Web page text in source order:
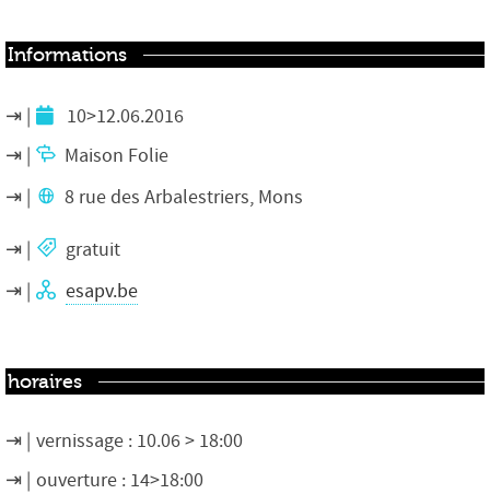
Informations
10>12.06.2016
Maison Folie
8 rue des Arbalestriers, Mons
gratuit
esapv.be
horaires
vernissage : 10.06 > 18:00
ouverture : 14>18:00